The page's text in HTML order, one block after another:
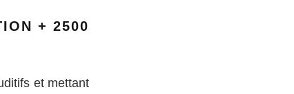
+ 2500
et mettant